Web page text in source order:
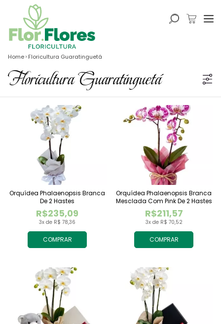
Home Floricultura Guaratinguetá
Floricultura Guaratinguetá
COMPRAR
3x de R$ 78,36
R$235,09
Orquídea Phalaenopsis Branca
De 2 Hastes
COMPRAR
3x de R$ 70,52
R$211,57
Orquídea Phalaenopsis Branca
Mesclada Com Pink De 2 Hastes